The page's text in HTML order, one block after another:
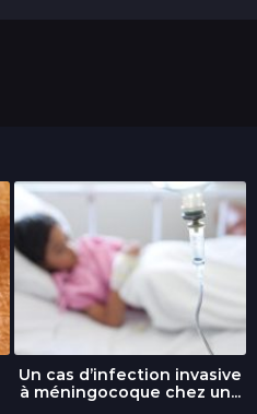
Un cas d’infection invasive
à méningocoque chez un...